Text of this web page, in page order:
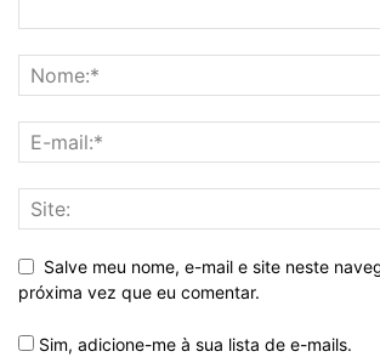
Salve meu nome, e-mail e site neste
próxima vez que eu comentar.
Sim, adicione-me à sua lista de e-mails.